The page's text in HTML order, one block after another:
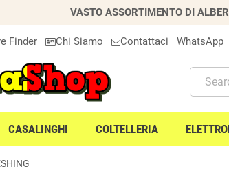
VASTO ASSORTIMENTO DI
Finder Chi Siamo Contattaci WhatsApp
CASALINGHI COLTELLERIA